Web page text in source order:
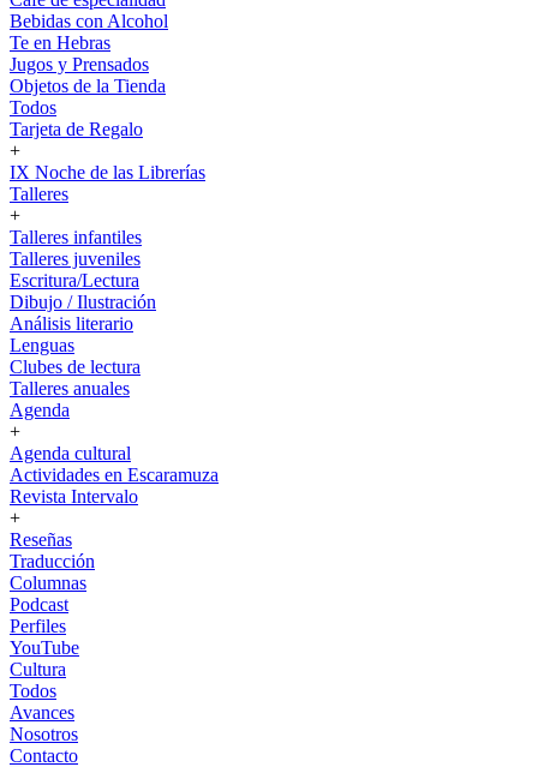
Bebidas con Alcohol
Te en Hebras
Jugos y Prensados
Objetos de la Tienda
Todos
Tarjeta de Regalo
+
IX Noche de las Librerías
Talleres
+
Talleres infantiles
Talleres juveniles
Escritura/Lectura
Dibujo / Ilustración
Análisis literario
Lenguas
Clubes de lectura
Talleres anuales
Agenda
+
Agenda cultural
Actividades en Escaramuza
Revista Intervalo
+
Reseñas
Traducción
Columnas
Podcast
Perfiles
YouTube
Cultura
Todos
Avances
Nosotros
Contacto